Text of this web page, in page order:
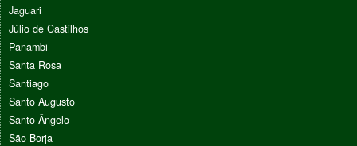
Jaguari
Júlio de Castilhos
Panambi
Santa Rosa
Santiago
Santo Augusto
Santo Ângelo
São Borja